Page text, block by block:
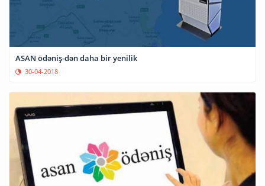
ASAN ödəniş-dən daha bir yenilik
30-04-2018